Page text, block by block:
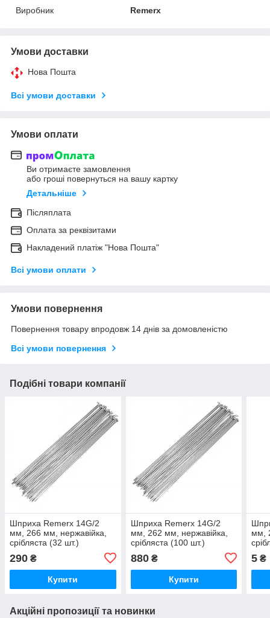
Виробник
Remerx
Умови доставки
Нова Пошта
Всі умови доставки
Умови оплати
Ви отримаєте замовлення
або гроші повернуться на вашу картку
Детальніше
Післяплата
Оплата за реквізитами
Накладений платіж "Нова Пошта"
Всі умови оплати
Умови повернення
Повернення товару впродовж 14 днів за домовленістю
Всі умови повернення
Подібні товари компанії
Шприха Remerx 14G/2
мм, 266 мм, нержавійка,
срібляста (32 шт.)
290 ₴
Купити
Шприха Remerx 14G/2
мм, 262 мм, нержавійка,
срібляста (100 шт.)
880₴
Купити
мм,
5 ₴
Акційні пропозиції та новинки